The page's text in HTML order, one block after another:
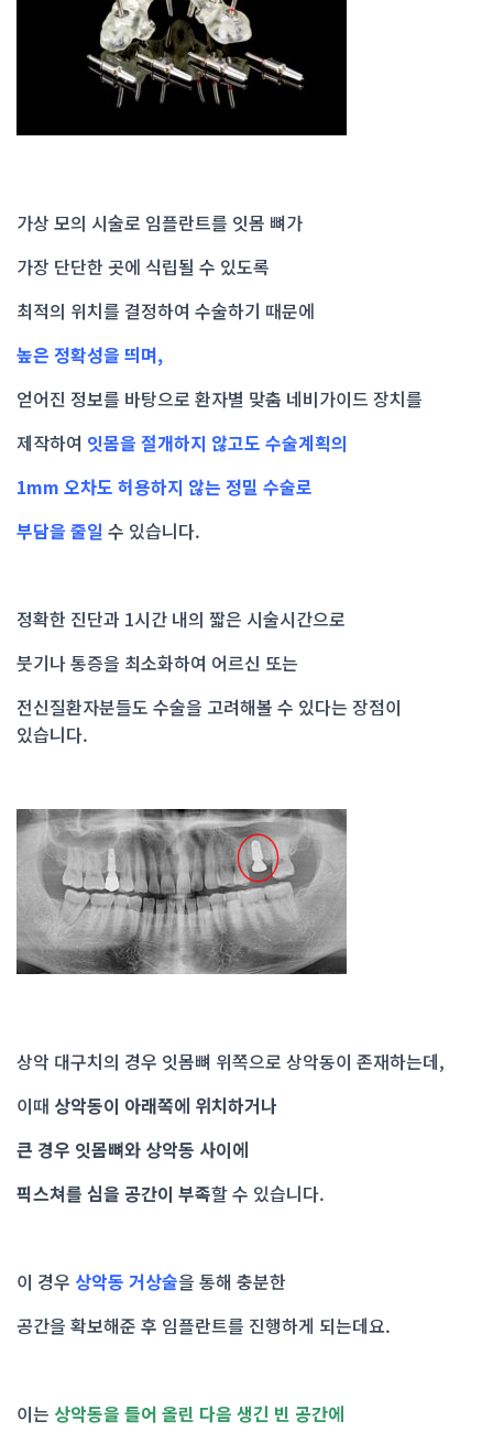
가상 모의 시술로 임플란트를 잇몸 뼈가
가장 단단한 곳에 식립될 수 있도록
최적의 위치를 결정하여 수술하기 때문에
높은 정확성을 띄며,
얻어진 정보를 바탕으로 환자별 맞춤 네비가이드 장치를
제작하여 잇몸을 절개하지 않고도 수술계획의
1mm 오차도 허용하지 않는 정밀 수술로
부담을 줄일 수 있습니다.
정확한 진단과 1시간 내의 짧은 시술시간으로
붓기나 통증을 최소화하여 어르신 또는
전신질환자분들도 수술을 고려해볼 수 있다는 장점이
있습니다.
상악 대구치의 경우 잇몸뼈 위쪽으로 상악동이 존재하는데,
이때 상악동이 아래쪽에 위치하거나
큰 경우 잇몸뼈와 상악동 사이에
픽스쳐를 심을 공간이 부족할 수 있습니다.
이 경우 상악동 거상술을 통해 충분한
공간을 확보해준 후 임플란트를 진행하게 되는데요.
이는 상악동을 들어 올린 다음 생긴 빈 공간에